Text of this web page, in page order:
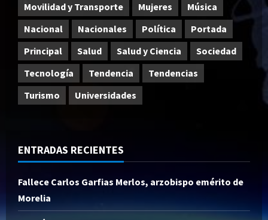
Movilidad y Transporte
Mujeres
Música
Nacional
Nacionales Política
Portada
Principal
Salud Salud y Ciencia
Sociedad
Tecnología
Tendencia
Tendencias
Turismo
Universidades
ENTRADAS RECIENTES
Fallece Carlos Garfias Merlos, arzobispo emérito de
Morelia